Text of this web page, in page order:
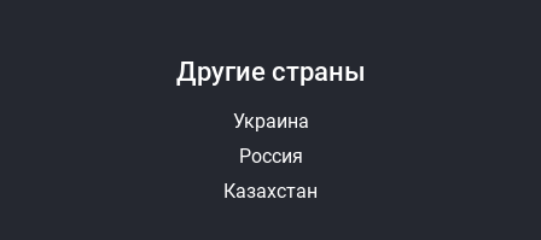
Другие страны
Украина
Россия
Казахстан